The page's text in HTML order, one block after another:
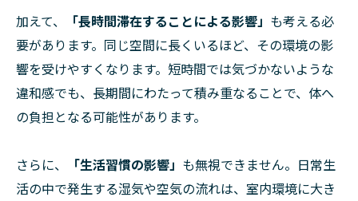
加えて、 「長時間滞在することによる影響」 も考える必
要があります。同じ空間に長くいるほど、その環境の影
響を受けやすくなります。短時間では気づかないような
違和感でも、長期間にわたって積み重なることで、体へ
の負担となる可能性があります。
さらに、 「生活習慣の影響」 も無視できません。日常生
活の中で発生する湿気や空気の流れは、室内環境に大き